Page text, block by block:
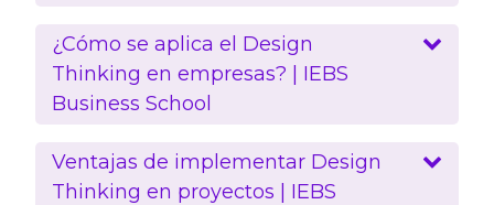
¿Cómo se aplica el Design
Thinking en empresas? | IEBS
Business School
Ventajas de implementar Design
Thinking en proyectos | IEBS